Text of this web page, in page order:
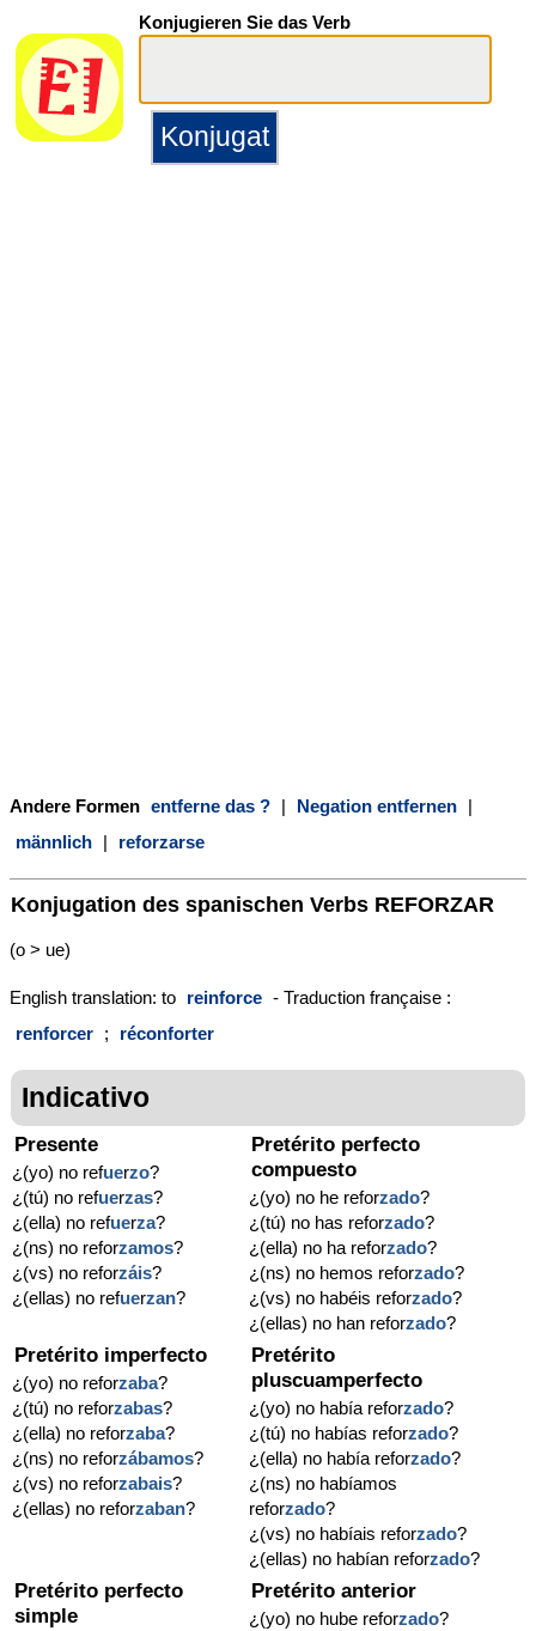
Konjugieren Sie das Verb
Andere Formen entferne das ? | Negation entfernen |
männlich | reforzarse
Konjugation des spanischen Verbs REFORZAR
(o > ue)
English translation: to reinforce - Traduction française :
renforcer ; réconforter
Indicativo
Presente
¿(yo) no refuerzo?
¿(tú) no refuerzas?
¿(ella) no refuerza?
¿(ns) no reforzamos?
¿(vs) no reforzáis?
¿(ellas) no refuerzan?
Pretérito perfecto
compuesto
¿(yo) no he reforzado?
¿(tú) no has reforzado?
¿(ella) no ha reforzado?
¿(ns) no hemos reforzado?
¿(vs) no habéis reforzado?
¿(ellas) no han reforzado?
Pretérito imperfecto
¿(yo) no reforzaba?
¿(tú) no reforzabas?
¿(ella) no reforzaba?
¿(ns) no reforzábamos?
¿(vs) no reforzabais?
¿(ellas) no reforzaban?
Pretérito
pluscuamperfecto
¿(yo) no había reforzado?
¿(tú) no habías reforzado?
¿(ella) no había reforzado?
¿(ns) no habíamos
reforzado?
¿(vs) no habíais reforzado?
¿(ellas) no habían reforzado?
Pretérito perfecto
simple
Pretérito anterior
¿(yo) no hube reforzado?